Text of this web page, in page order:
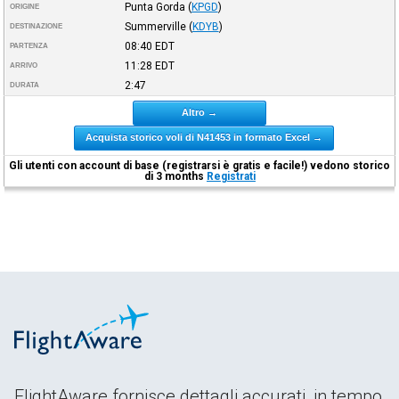
ORIGINE Punta Gorda (KPGD)
DESTINAZIONE Summerville (KDYB)
PARTENZA 08:40 EDT
ARRIVO 11:28 EDT
DURATA 2:47
Altro →
Acquista storico voli di N41453 in formato Excel →
Gli utenti con account di base (registrarsi è gratis e facile!) vedono storico
di 3 months Registrati